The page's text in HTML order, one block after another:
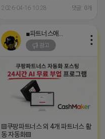
★Raydium(레이디움) 거래소
★DEXScreener(덱스스크린너)
거래소
https://dexscreener.com/solana/
2026-04-16 10:28 댓글: 0개
?
광고
▤쿠팡파트너스 외 4개 파트너스 활
동 자동화▤